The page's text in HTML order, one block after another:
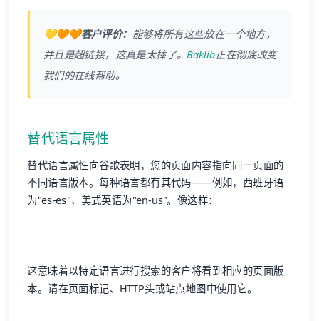
💛🧡🧡客户评价： 能够将所有这些放在一个地方，
并且是超链接，这真是太棒了。Baklib正在彻底改变
我们的在线帮助。
替代语言属性
替代语言属性向谷歌表明，您的页面内容指向同一页面的
不同语言版本。每种语言都有其代码——例如，西班牙语
为"es-es"，美式英语为"en-us"。像这样：
这意味着以特定语言进行搜索的客户将看到相应的页面版
本。请在页面标记、HTTP头或站点地图中使用它。